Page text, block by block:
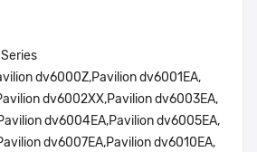
dv6000Z,Pavilion dv6001EA,
dv6002XX,Pavilion dv6003EA,
dv6004EA,Pavilion dv6005EA,
dv6007EA,Pavilion dv6010EA,